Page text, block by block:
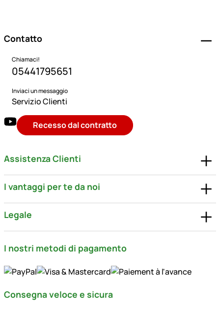
Contatto
Chiamaci!
05441795651
Inviaci un messaggio
Servizio Clienti
Recesso dal contratto
Assistenza Clienti
I vantaggi per te da noi
Legale
I nostri metodi di pagamento
Consegna veloce e sicura